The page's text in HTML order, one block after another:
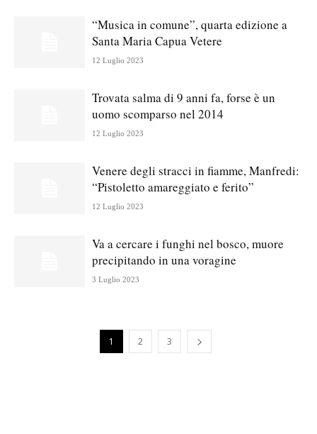
“Musica in comune”, quarta edizione a
Santa Maria Capua Vetere
12 Luglio 2023
Trovata salma di 9 anni fa, forse è un
uomo scomparso nel 2014
12 Luglio 2023
Venere degli stracci in fiamme, Manfredi:
“Pistoletto amareggiato e ferito”
12 Luglio 2023
Va a cercare i funghi nel bosco, muore
precipitando in una voragine
3 Luglio 2023
1 2 3